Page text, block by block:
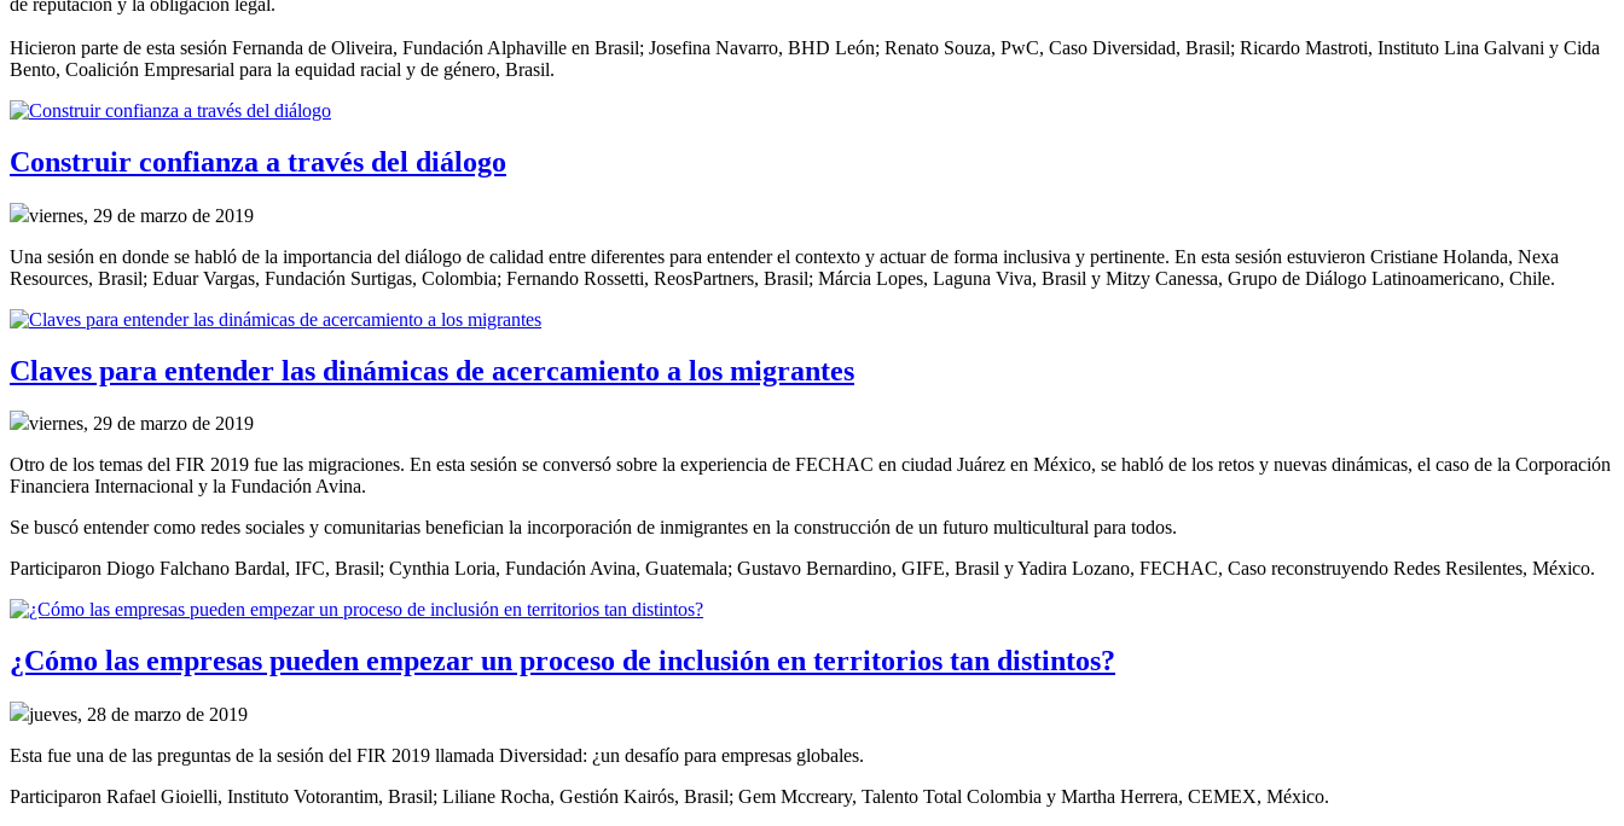
Hicieron parte de esta sesión Fernanda de Oliveira, Fundación Alphaville en Brasil; Josefina Navarro, BHD León; Renato Souza, PwC, Caso Diversidad, Brasil; Ricardo Mastroti, Instituto Lina Galvani y Cida
Bento, Coalición Empresarial para la equidad racial y de género, Brasil.
Construir confianza a través del diálogo
viernes, 29 de marzo de 2019
Una sesión en donde se habló de la importancia del diálogo de calidad entre diferentes para entender el contexto y actuar de forma inclusiva y pertinente. En esta sesión estuvieron Cristiane Holanda, Nexa
Resources, Brasil; Eduar Vargas, Fundación Surtigas, Colombia; Fernando Rossetti, ReosPartners, Brasil; Márcia Lopes, Laguna Viva, Brasil y Mitzy Canessa, Grupo de Diálogo Latinoamericano, Chile.
Claves para entender las dinámicas de acercamiento a los migrantes
viernes, 29 de marzo de 2019
Otro de los temas del FIR 2019 fue las migraciones. En esta sesión se conversó sobre la experiencia de FECHAC en ciudad Juárez en México, se habló de los retos y nuevas dinámicas, el caso de la Corporación
Financiera Internacional y la Fundación Avina.
Se buscó entender como redes sociales y comunitarias benefician la incorporación de inmigrantes en la construcción de un futuro multicultural para todos.
Participaron Diogo Falchano Bardal, IFC, Brasil; Cynthia Loria, Fundación Avina, Guatemala; Gustavo Bernardino, GIFE, Brasil y Yadira Lozano, FECHAC, Caso reconstruyendo Redes Resilentes, México.
¿Cómo las empresas pueden empezar un proceso de inclusión en territorios tan distintos?
jueves, 28 de marzo de 2019
Esta fue una de las preguntas de la sesión del FIR 2019 llamada Diversidad: ¿un desafío para empresas globales.
Participaron Rafael Gioielli, Instituto Votorantim, Brasil; Liliane Rocha, Gestión Kairós, Brasil; Gem Mccreary, Talento Total Colombia y Martha Herrera, CEMEX, México.